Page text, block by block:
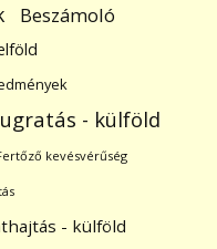
Beszámoló
- külföld
kevésvérűség
- külföld